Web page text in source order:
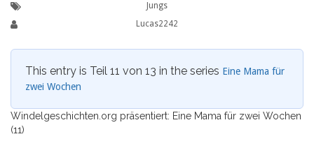
Jungs
Lucas2242
This entry is Teil 11 von 13 in the series Eine Mama für
zwei Wochen
Windelgeschichten.org präsentiert: Eine Mama für zwei Wochen
(11)